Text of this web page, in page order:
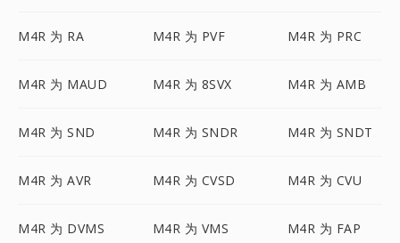
M4R 为 RA M4R 为 PVF M4R 为 PRC
M4R 为 MAUD M4R 为 8SVX M4R 为 AMB
M4R 为 SND M4R 为 SNDR M4R 为 SNDT
M4R 为 AVR M4R 为 CVSD M4R 为 CVU
M4R 为 DVMS M4R 为 VMS M4R 为 FAP